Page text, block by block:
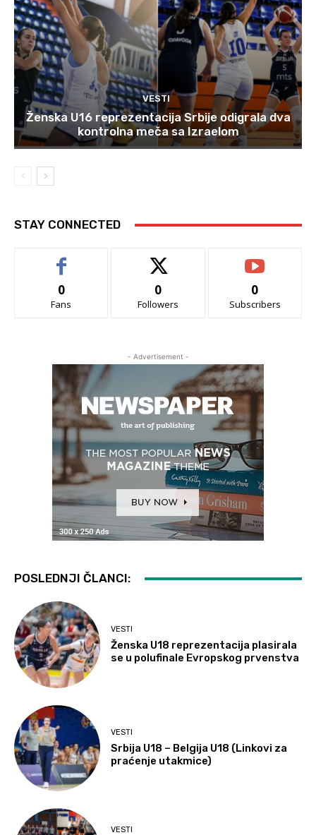
VESTI
Ženska U16 reprezentacija Srbije odigrala dva
kontrolna meča sa Izraelom
STAY CONNECTED
0
Fans
0
Followers
0
Subscribers
- Advertisement -
POSLEDNJI ČLANCI:
VESTI
Ženska U18 reprezentacija plasirala
se u polufinale Evropskog prvenstva
VESTI
Srbija U18 – Belgija U18 (Linkovi za
praćenje utakmice)
VESTI